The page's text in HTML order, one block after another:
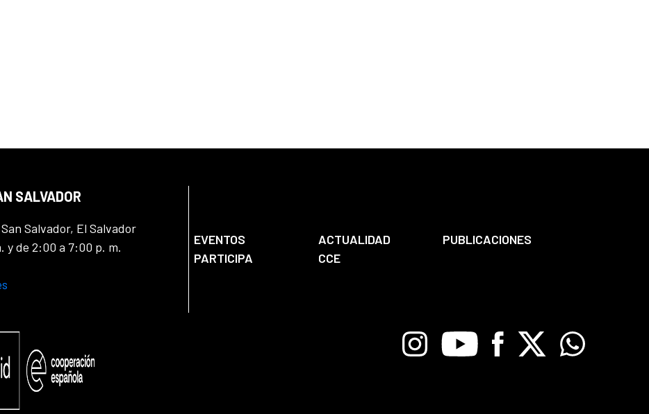
SALVADOR
Salvador, El Salvador
y de 2:00 a 7:00 p. m.
EVENTOS ACTUALIDAD
PUBLICACIONES
PARTICIPA
CCE
InstagramYoutube Facebook
X Whatsapp